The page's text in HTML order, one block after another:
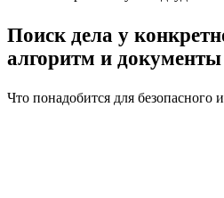
Поиск дела у
алгоритм и документы
Что понадобится для безопасного